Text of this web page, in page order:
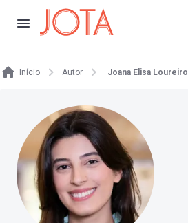
Início Autor Joana Elisa Loureiro